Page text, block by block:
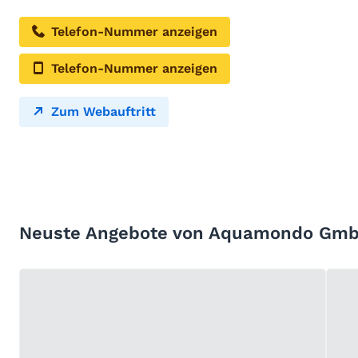
Telefon-Nummer anzeigen
Telefon-Nummer anzeigen
Zum Webauftritt
Neuste Angebote von Aquamondo